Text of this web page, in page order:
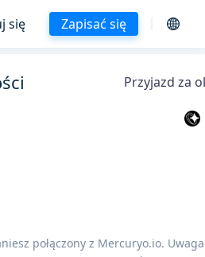
się Zapisać się
Przyjazd za
połączony z Mercuryo.io.